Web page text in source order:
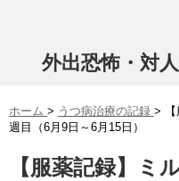
外出恐怖・対
ホーム > うつ病治療の記録 >
週目（6月9日～6月15日）
【服薬記録】ミ